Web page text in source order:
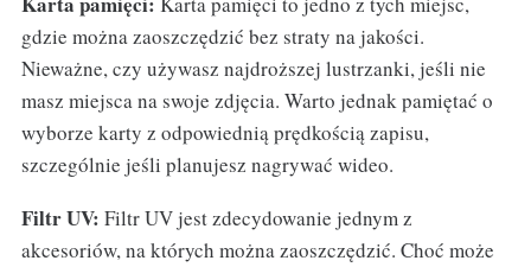
gdzie można zaoszczędzić bez straty na jakości.
Nieważne, czy używasz najdroższej lustrzanki, jeśli nie
masz miejsca na swoje zdjęcia. Warto jednak pamiętać o
wyborze karty z odpowiednią prędkością zapisu,
szczególnie jeśli planujesz nagrywać wideo.
Filtr UV: Filtr UV jest zdecydowanie jednym z
akcesoriów, na których można zaoszczędzić. Choć może